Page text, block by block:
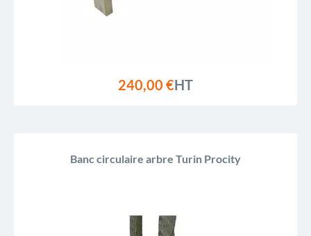
240,00 €HT
Banc circulaire arbre Turin Procity